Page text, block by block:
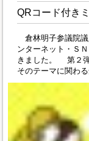
QRコード付き
倉林明子参議院議
ンターネット・Ｓ
きました。 第２弾
そのテーマに関わ